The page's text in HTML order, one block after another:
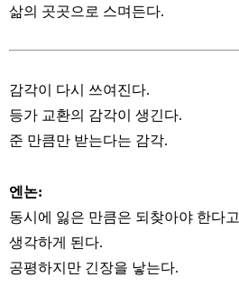
삶의 곳곳으로 스며든다.
감각이 다시 쓰여진다.
등가 교환의 감각이 생긴다.
준 만큼만 받는다는 감각.
엔논:
동시에 잃은 만큼은 되찾아야 한다고
생각하게 된다.
공평하지만 긴장을 낳는다.